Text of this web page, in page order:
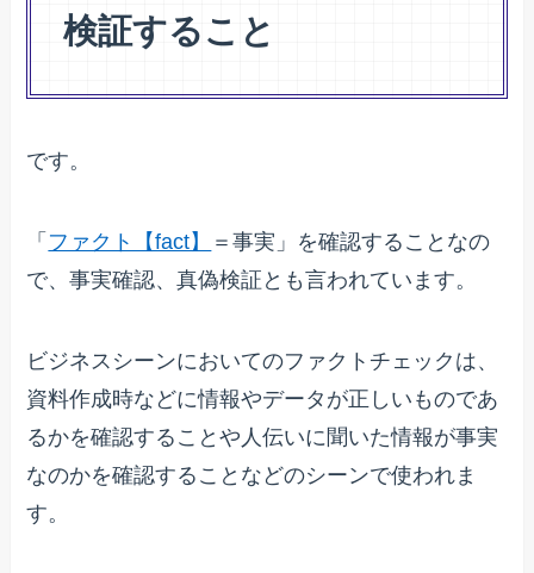
検証すること
です。
「 ファクト【fact】
＝事実」を確認することなの
で、事実確認、真偽検証とも言われています。
ビジネスシーンにおいてのファクトチェックは、
資料作成時などに情報やデータが正しいものであ
るかを確認することや人伝いに聞いた情報が事実
なのかを確認することなどのシーンで使われま
す。